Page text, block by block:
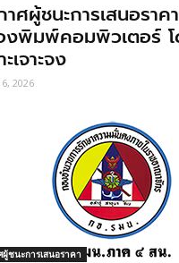
าศผู้ชนะการเสนอรา
งพิมพ์คอมพิวเตอร์
เจาะจง
2026
ผู้ชนะการเสนอราคา